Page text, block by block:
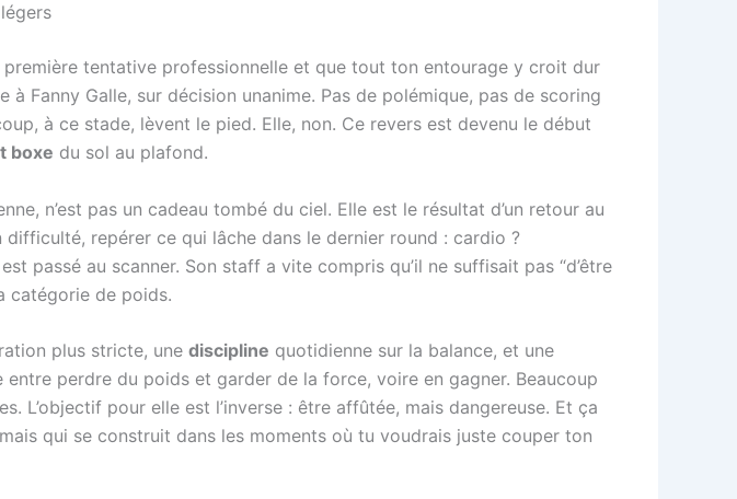
tentative professionnelle et que tout ton entourage y croit dur
à Fanny Galle, sur décision unanime. Pas de polémique, pas de scoring
à ce stade, lèvent le pied. Elle, non. Ce revers est devenu le début
boxe du sol au plafond.
n’est pas un cadeau tombé du ciel. Elle est le résultat d’un retour au
repérer ce qui lâche dans le dernier round : cardio ?
passé au scanner. Son staff a vite compris qu’il ne suffisait pas “d’être
catégorie de poids.
plus stricte, une discipline quotidienne sur la balance, et une
perdre du poids et garder de la force, voire en gagner. Beaucoup
pour elle est l’inverse : être affûtée, mais dangereuse. Et ça
qui se construit dans les moments où tu voudrais juste couper ton